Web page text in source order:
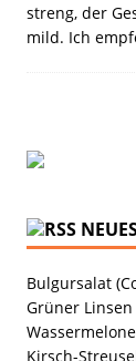
streng, der
mild. Ich
Bulgursalat
Grüner
Kirsch-